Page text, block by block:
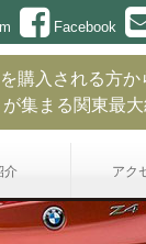
Facebook
購入される方
が集まる関東最
介 アク